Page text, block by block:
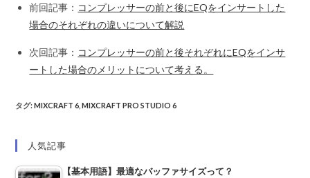
前回記事： コンプレッサーの前と後にEQをインサートした
場合のそれぞれの違いについて解説
次回記事： コンプレッサーの前と後それぞれにEQをインサ
ートした場合のメリットについて考える。
タグ:MIXCRAFT 6 MIXCRAFT PRO STUDIO 6
人気記事
【基本用語】最適なバッファサイズって？